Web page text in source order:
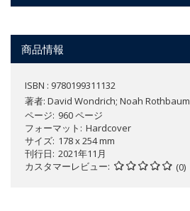
商品情報
ISBN : 9780199311132
著者: David Wondrich; Noah Rothbaum
ページ 960 ページ
フォーマット
Hardcover
サイズ 178 x 254 mm
刊行日 2021年11月
カスタマーレビュー
(0)